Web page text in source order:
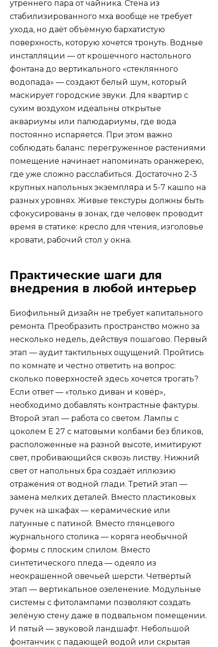
утреннего пара от чайника. Стена из
стабилизированного мха вообще не требует
ухода, но даёт объёмную бархатистую
поверхность, которую хочется тронуть. Водные
инсталляции — от крошечного настольного
фонтана до вертикального «стеклянного
водопада» — создают белый шум, который
маскирует городские звуки. Для квартир с
сухим воздухом идеальны открытые
аквариумы или палюдариумы, где вода
постоянно испаряется. При этом важно
соблюдать баланс: перегруженное растениями
помещение начинает напоминать оранжерею,
где уже сложно расслабиться. Достаточно 2-3
крупных напольных экземпляра и 5-7 кашпо на
разных уровнях. Живые текстуры должны быть
сфокусированы в зонах, где человек проводит
время в статике: кресло для чтения, изголовье
кровати, рабочий стол у окна.
Практические шаги для
внедрения в любой интерьер
Биофильный дизайн не требует капитального
ремонта. Преобразить пространство можно за
несколько недель, действуя пошагово. Первый
этап — аудит тактильных ощущений. Пройтись
по комнате и честно ответить на вопрос:
сколько поверхностей здесь хочется трогать?
Если ответ — «только диван и ковёр»,
необходимо добавлять контрастные фактуры.
Второй этап — работа со светом. Лампы с
цоколем E 27 с матовыми колбами без бликов,
расположенные на разной высоте, имитируют
свет, пробивающийся сквозь листву. Нижний
свет от напольных бра создаёт иллюзию
отражения от водной глади. Третий этап —
замена мелких деталей. Вместо пластиковых
ручек на шкафах — керамические или
латунные с патиной. Вместо глянцевого
журнального столика — коряга необычной
формы с плоским спилом. Вместо
синтетического пледа — одеяло из
неокрашенной овечьей шерсти. Четвёртый
этап — вертикальное озеленение. Модульные
системы с фитолампами позволяют создать
зелёную стену даже в подвальном помещении.
И пятый — звуковой ландшафт. Небольшой
фонтанчик с падающей водой или скрытая